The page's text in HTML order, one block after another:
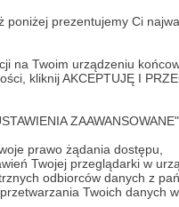
poniżej prezentujemy Ci
na Twoim urządzeniu
kliknij AKCEPTUJĘ I
ZAAWANSOWANE".
prawo żądania dostępu,
Twojej przeglądarki w
odbiorców danych z
Twoich danych